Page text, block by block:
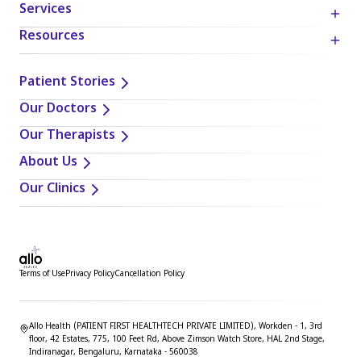
Services
Resources
Patient Stories
Our Doctors
Our Therapists
About Us
Our Clinics
Terms of UsePrivacy PolicyCancellation Policy
Allo Health (PATIENT FIRST HEALTHTECH PRIVATE LIMITED), Workden - 1, 3rd
floor, 42 Estates, 775, 100 Feet Rd, Above Zimson Watch Store, HAL 2nd Stage,
Indiranagar, Bengaluru, Karnataka - 560038